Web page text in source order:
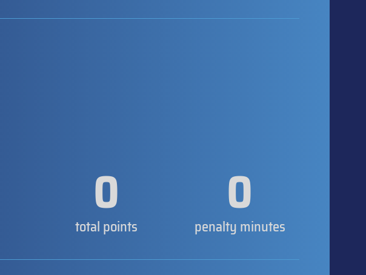
0
total points 0
penalty minutes